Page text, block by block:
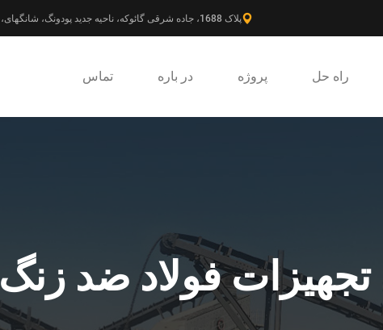
پلاک 1688، جاده شرقی گائوکه، ناحیه جدید پودونگ، شانگهای، چین.
راه حل پروژه در باره تماس
تجهیزات فولاد ضد زنگ